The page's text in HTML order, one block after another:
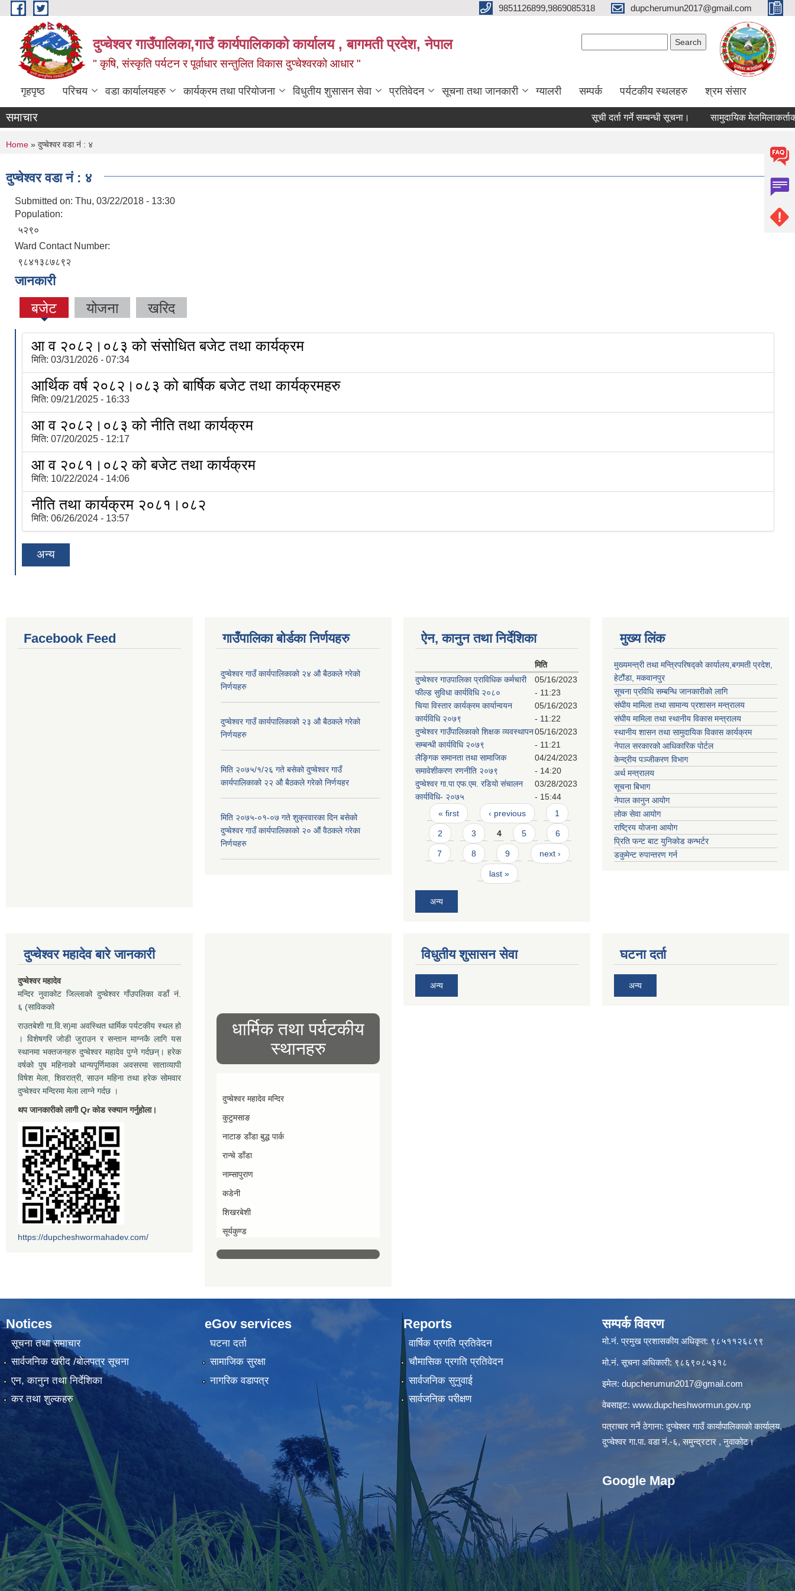
Skip to main content 9851126899,9869085318 dupcherumun2017@gmail.com
दुप्चेश्वर गाउँपालिका,गाउँ कार्यपालिकाको कार्यालय , बागमती प्रदेश, नेपाल
" कृषि, संस्कृति पर्यटन र पूर्वाधार सन्तुलित विकास दुप्चेश्वरको आधार "
गृहपृष्ठ परिचय वडा कार्यालयहरु कार्यक्रम तथा परियोजना विधुतीय शुसासन सेवा प्रतिवेदन सूचना तथा जानकारी ग्यालरी सम्पर्क पर्यटकीय स्थलहरु श्रम संसार
समाचार सूची दर्ता गर्ने सम्बन्धी सूचना। सामुदायिक मेलमिलाकर्ताको
You are here
Home » दुप्चेश्वर वडा नं : ४
दुप्चेश्वर वडा नं : ४
Submitted on: Thu, 03/22/2018 - 13:30
Population:
५२९०
Ward Contact Number:
९८४१३८७८९२
जानकारी
बजेट योजना खरिद
आ व २०८२।०८३ को संसोधित बजेट तथा कार्यक्रम
मिति: 03/31/2026 - 07:34
आर्थिक वर्ष २०८२।०८३ को बार्षिक बजेट तथा कार्यक्रमहरु
मिति: 09/21/2025 - 16:33
आ व २०८२।०८३ को नीति तथा कार्यक्रम
मिति: 07/20/2025 - 12:17
आ व २०८१।०८२ को बजेट तथा कार्यक्रम
मिति: 10/22/2024 - 14:06
नीति तथा कार्यक्रम २०८१।०८२
मिति: 06/26/2024 - 13:57
अन्य
Facebook Feed गाउँपालिका बोर्डका निर्णयहरु
दुप्चेश्वर गाउँ कार्यपालिकाको २४ औ बैठकले गरेको
निर्णयहरु
दुप्चेश्वर गाउँ कार्यपालिकाको २३ औ बैठकले गरेको
निर्णयहरु
मिति २०७५/१/२६ गते बसेको दुप्चेश्वर गाउँ
कार्यपालिकाको २२ औ बैठकले गरेको निर्णयहर
मिति २०७५-०१-०७ गते शुक्रवारका दिन बसेको
दुप्चेश्वर गाउँ कार्यपालिकाको २० औं वैठकले गरेका
निर्णयहरु
ऐन, कानुन तथा निर्देशिका
मिति
दुप्चेश्वर गाउपालिका प्राविधिक कर्मचारी
फील्ड सुविधा कार्यविधि २०८०
05/16/2023
- 11:23
चिया विस्तार कार्यक्रम कार्यान्वयन
कार्यविधि २०७९
05/16/2023
- 11:22
दुप्चेश्वर गाउँपालिकाको शिक्षक व्यवस्थापन
सम्बन्धी कार्यविधि २०७९
05/16/2023
- 11:21
लैङ्गिक समानता तथा सामाजिक
समावेशीकरण रणनीति २०७९
04/24/2023
- 14:20
दुप्चेश्वर गा.पा एफ.एम. रडियो संचालन
कार्यविधि- २०७५
03/28/2023
- 15:44
Pages
« first ‹ previous 1
2 3 4 5 6
7 8 9 next ›
last »
अन्य
मुख्य लिंक
मुख्यमन्त्री तथा मन्त्रिपरिषद्को कार्यालय,बगमती प्रदेश,
हेटौंडा, मकवानपुर
सूचना प्रविधि सम्बन्धि जानकारीको लागि
संघीय मामिला तथा सामान्य प्रशासन मन्त्रालय
संघीय मामिला तथा स्थानीय विकास मन्त्रालय
स्थानीय शासन तथा सामुदायिक विकास कार्यक्रम
नेपाल सरकारको आधिकारिक पोर्टल
केन्द्रीय पञ्जीकरण विभाग
अर्थ मन्त्रालय
सूचना बिभाग
नेपाल कानुन आयोग
लोक सेवा आयोग
राष्ट्रिय योजना आयोग
प्रिति फन्ट बाट युनिकोड कन्भर्टर
डकुमेन्ट रुपान्तरण गर्न
दुप्चेश्वर महादेव बारे जानकारी
दुप्चेश्वर महादेव
मन्दिर नुवाकोट जिल्लाको दुप्चेश्वर गाँउपलिका वडाँ नं.
६ (साविकको
राउतबेशी गा.वि.स)मा अवस्थित धार्मिक पर्यटकीय स्थल हो
। विशेषगरि जोडी जुराउन र सन्तान माग्नकै लागि यस
स्थानमा भक्तजनहरु दुप्चेश्वर महादेव पुग्ने गर्दछन्। हरेक
वर्षको पुष महिनाको धान्यपूर्णिमाका अवसरमा साताव्यापी
विषेश मेला, शिवरात्री, साउन महिना तथा हरेक सोमवार
दुप्चेश्वर मन्दिरमा मेला लाग्ने गर्दछ ।
थप जानकारीको लागी Qr कोड स्क्यान गर्नुहोला।
https://dupcheshwormahadev.com/
धार्मिक तथा पर्यटकीय
स्थानहरु
दुप्चेश्वर महादेव मन्दिर
कुटुमसाङ
नाटाङ डाँडा बुद्ध पार्क
रान्चे डाँडा
नाम्सापुराण
कडेनी
शिखरबेशी
सूर्यकुण्ड
विधुतीय शुसासन सेवा
अन्य
घटना दर्ता
अन्य
Notices
सूचना तथा समाचार
सार्वजनिक खरीद /बोलपत्र सूचना
एन, कानुन तथा निर्देशिका
कर तथा शुल्कहरु
eGov services
घटना दर्ता
सामाजिक सुरक्षा
नागरिक वडापत्र
Reports
वार्षिक प्रगति प्रतिवेदन
चौमासिक प्रगति प्रतिवेदन
सार्वजनिक सुनुवाई
सार्वजनिक परीक्षण
सम्पर्क विवरण
मो.नं. प्रमुख प्रशासकीय अधिकृत: ९८५११२६८९९
मो.नं. सूचना अधिकारी: ९८६९०८५३१८
इमेल: dupcherumun2017@gmail.com
वेबसाइट: www.dupcheshwormun.gov.np
पत्राचार गर्ने ठेगाना: दुप्चेश्वर गाउँ कार्यापालिकाको कार्यालय,
दुप्चेश्वर गा.पा. वडा नं.-६, समुन्द्रटार , नुवाकोट।
Google Map